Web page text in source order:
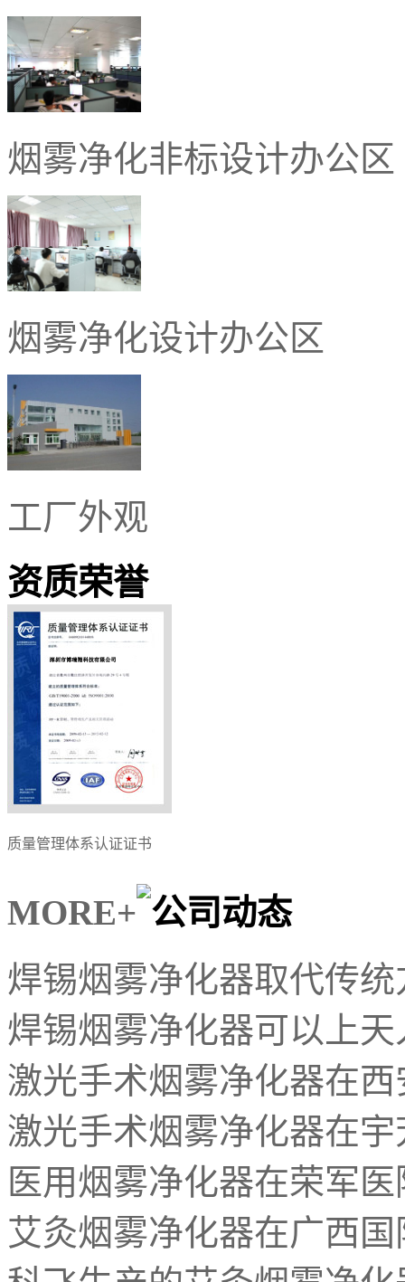
烟雾净化非标设计办公区
烟雾净化设计办公区
工厂外观
资质荣誉
质量管理体系认证证书
MORE+
焊锡烟雾净化器取代传
焊锡烟雾净化器可以上天
激光手术烟雾净化器在
激光手术烟雾净化器在
医用烟雾净化器在荣军
艾灸烟雾净化器在广西